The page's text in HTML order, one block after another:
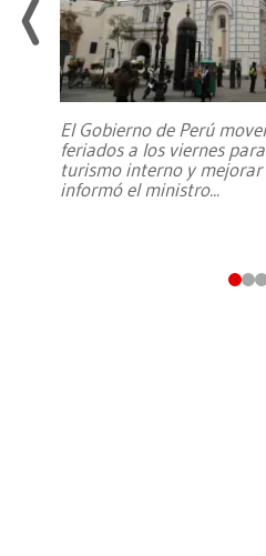
El Gobierno de Perú
feriados a los viernes
turismo interno y
informó el ministro...